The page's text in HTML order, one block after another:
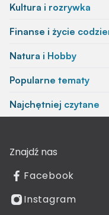
Kultura i rozrywka
Finanse i życie
Natura i Hobby
Popularne tematy
Najchętniej czytane
Znajdź nas
Facebook
Instagram